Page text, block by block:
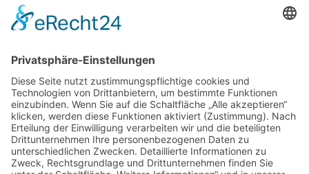
Mitarbeitervertretungen im Bereich der kirchlichen
Schulen und sonstigen kirchlichen Rechtsträger in
E-Mail:diag-mav-c@bistum-wuerzburg.de
Kontakt
Anfrage direkt senden
Startseite
Zurück zur Startseite